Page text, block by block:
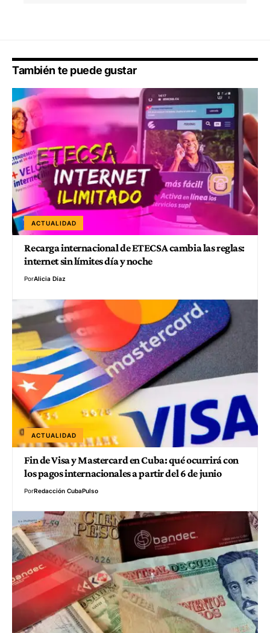
También te puede gustar
ACTUALIDAD
Recarga internacional de ETECSA cambia las reglas:
internet sin límites día y noche
PorAlicia Díaz
ACTUALIDAD
Fin de Visa y Mastercard en Cuba: qué ocurrirá con
los pagos internacionales a partir del 6 de junio
PorRedacción CubaPulso